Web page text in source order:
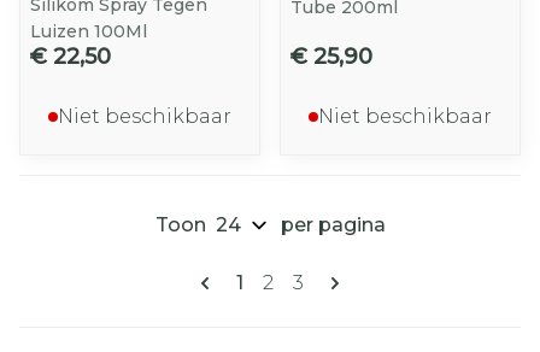
Silikom Spray Tegen
Luizen 100Ml
€ 22,50
Niet beschikbaar
Tube 200ml
€ 25,90
Niet beschikbaar
Pagina's
U lees momenteel pagina
1 Pagina
2 Pagina
3
Toon per pagina